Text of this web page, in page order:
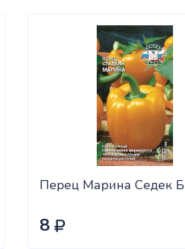
Перец Марина Седек Б
8